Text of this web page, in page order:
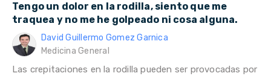
Tengo un dolor en la rodilla, siento que me
traquea y no me he golpeado ni cosa alguna.
David Guillermo Gomez Garnica
Medicina General
Las crepitaciones en la rodilla pueden ser provocadas por